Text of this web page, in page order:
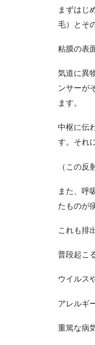
まずはじ
毛）とそ
粘膜の表
気道に異
ンサーが
ます。
中枢に伝
す。それ
（この反
また、呼
たものが
これも排
普段起こ
ウイルス
アレルギ
重篤な病